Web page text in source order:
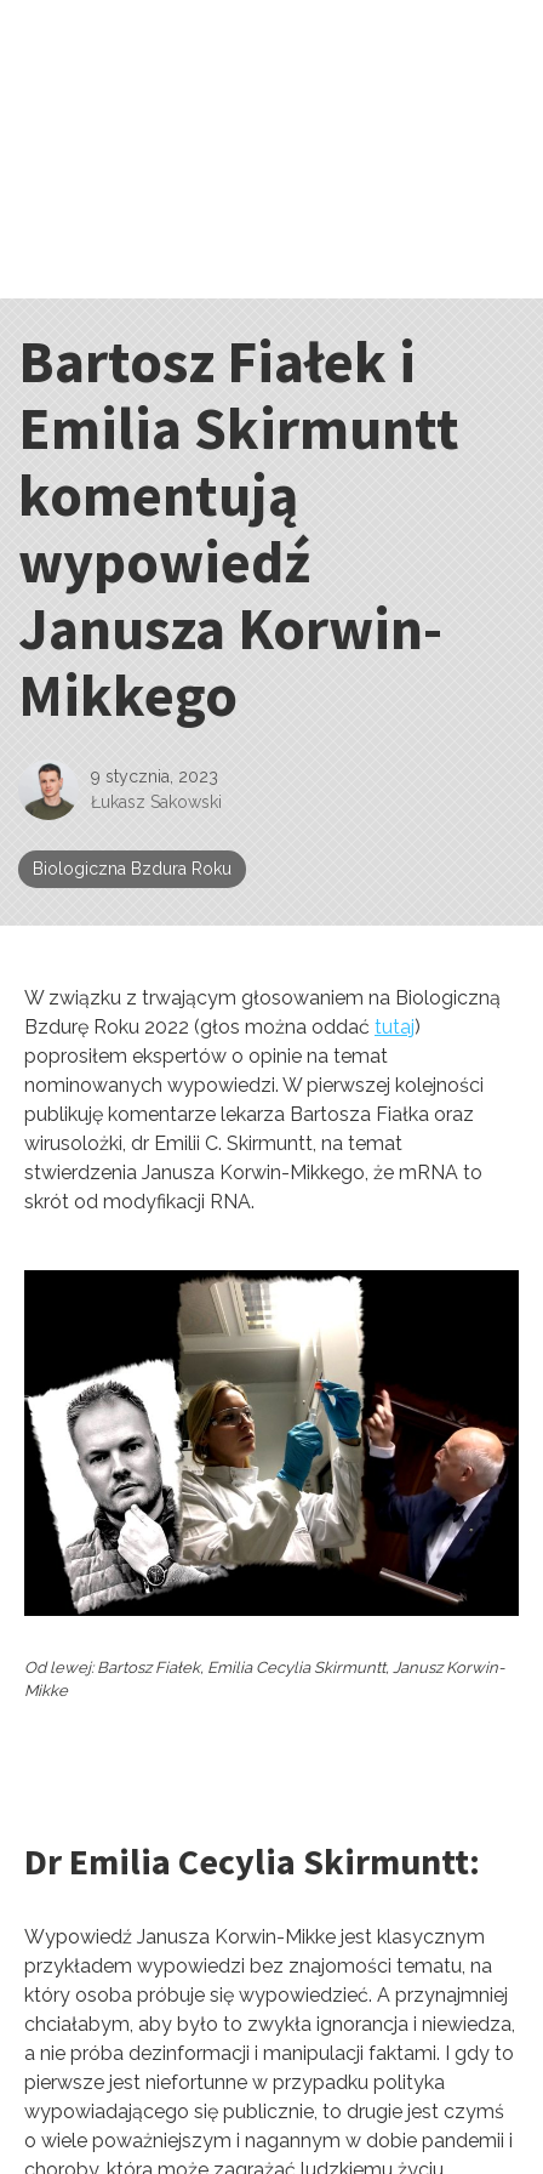
Kategorie:
Bartosz Fiałek i
Emilia Skirmuntt
komentują
wypowiedź
Janusza Korwin-
Mikkego
9 stycznia, 2023
Łukasz Sakowski
Biologiczna Bzdura Roku
W związku z trwającym głosowaniem na Biologiczną
Bzdurę Roku 2022 (głos można oddać tutaj)
poprosiłem ekspertów o opinie na temat
nominowanych wypowiedzi. W pierwszej kolejności
publikuję komentarze lekarza Bartosza Fiałka oraz
wirusolożki, dr Emilii C. Skirmuntt, na temat
stwierdzenia Janusza Korwin-Mikkego, że mRNA to
skrót od modyfikacji RNA.
Od lewej: Bartosz Fiałek, Emilia Cecylia Skirmuntt, Janusz Korwin-
Mikke
Dr Emilia Cecylia Skirmuntt:
Wypowiedź Janusza Korwin-Mikke jest klasycznym
przykładem wypowiedzi bez znajomości tematu, na
który osoba próbuje się wypowiedzieć. A przynajmniej
chciałabym, aby było to zwykła ignorancja i niewiedza,
a nie próba dezinformacji i manipulacji faktami. I gdy to
pierwsze jest niefortunne w przypadku polityka
wypowiadającego się publicznie, to drugie jest czymś
o wiele poważniejszym i nagannym w dobie pandemii i
choroby, która może zagrażać ludzkiemu życiu.